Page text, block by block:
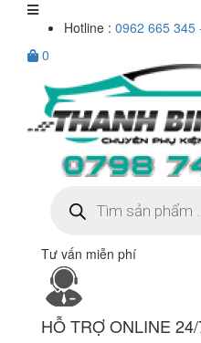
Hotline : 0962 665 345
0
kiếm
sản
Tư vấn miễn phí
HỖ TRỢ ONLINE